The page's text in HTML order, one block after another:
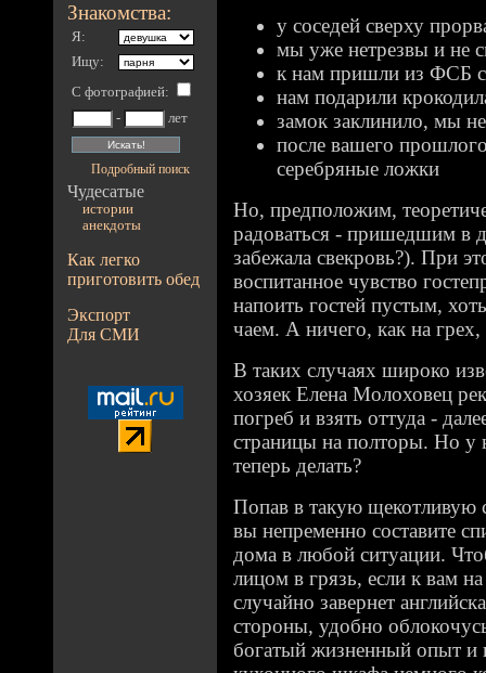
Знакомства:
Я:
Ищу:
С фотографией:
-
лет
Подробный поиск
Чудесатые
истории
анекдоты
Как легко
приготовить обед
Экспорт
Для СМИ
у соседей сверху
мы уже нетрезвы и не
к нам пришли из ФСБ
нам подарили
замок заклинило, мы
после вашего
серебряные ложки
Но, предположим,
радоваться - пришедшим в
забежала свекровь?). При
воспитанное чувство
напоить гостей пустым,
чаем. А ничего, как на
В таких случаях широко
хозяек Елена Молоховец
погреб и взять оттуда -
страницы на полторы. Но у
теперь делать?
Попав в такую щекотливую
вы непременно составите
дома в любой ситуации.
лицом в грязь, если к вам
случайно завернет
стороны, удобно
богатый жизненный опыт и